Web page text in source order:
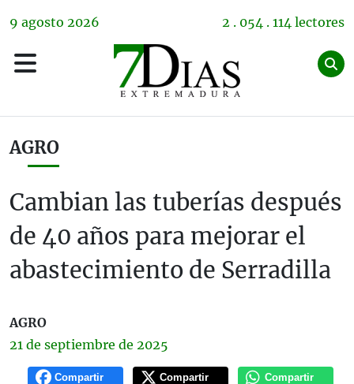
9 agosto 2026 2 . 054 . 114 lectores
AGRO
Cambian las tuberías después
de 40 años para mejorar el
abastecimiento de Serradilla
AGRO
21 de septiembre de 2025
Compartir Compartir Compartir